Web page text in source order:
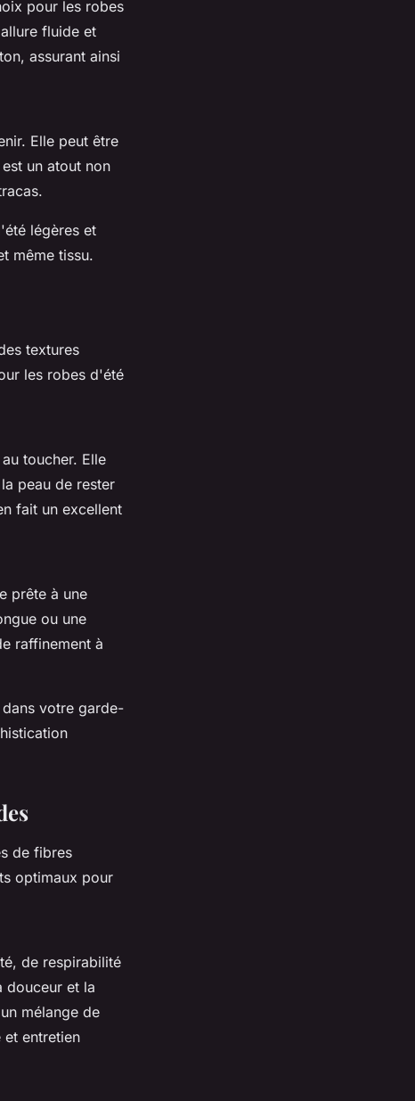
pour les robes
fluide et
assurant ainsi
Elle peut être
un atout non
légères et
même tissu.
textures
les robes d'été
toucher. Elle
peau de rester
fait un excellent
prête à une
ou une
raffinement à
votre garde-
de fibres
optimaux pour
de respirabilité
douceur et la
mélange de
entretien